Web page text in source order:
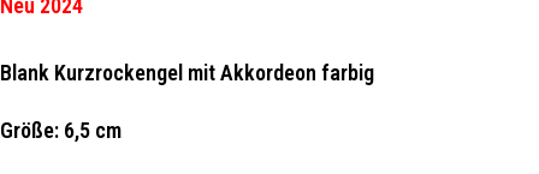
Neu 2024
Blank Kurzrockengel mit Akkordeon farbig
Größe: 6,5 cm